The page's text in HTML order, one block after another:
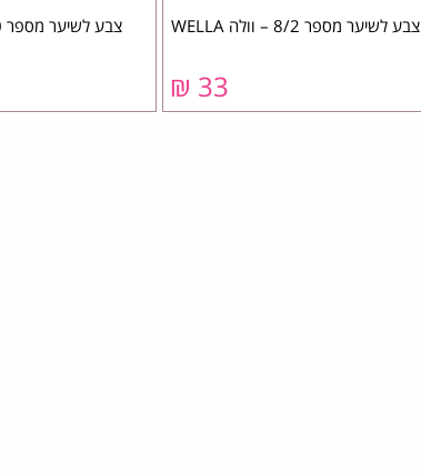
צבע לשיער מספר 8/2 – וולה WELLA
33 ₪
צבע לשיער מספר 4.0- אינואה